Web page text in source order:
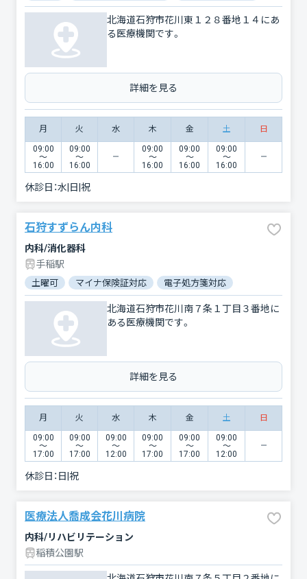
北海道石狩市花川東１２８番地１４にあ
る医療機関です。
詳細を見る
月 火 水 木 金 土 日
09:00
〜
16:00
09:00
〜
16:00
09:00
〜
16:00
09:00
〜
16:00
09:00
〜
16:00
休診日：水|日|祝
石狩すずらん内科
内科/消化器科
手稲駅
土曜可 マイナ保険証対応 電子処方箋対応
北海道石狩市花川南７条１丁目３番地に
ある医療機関です。
詳細を見る
月 火 水 木 金 土 日
09:00
〜
17:00
09:00
〜
17:00
09:00
〜
12:00
09:00
〜
17:00
09:00
〜
17:00
09:00
〜
12:00
休診日： 日|祝
医療法人喬成会花川病院
内科/リハビリテーション
稲積公園駅